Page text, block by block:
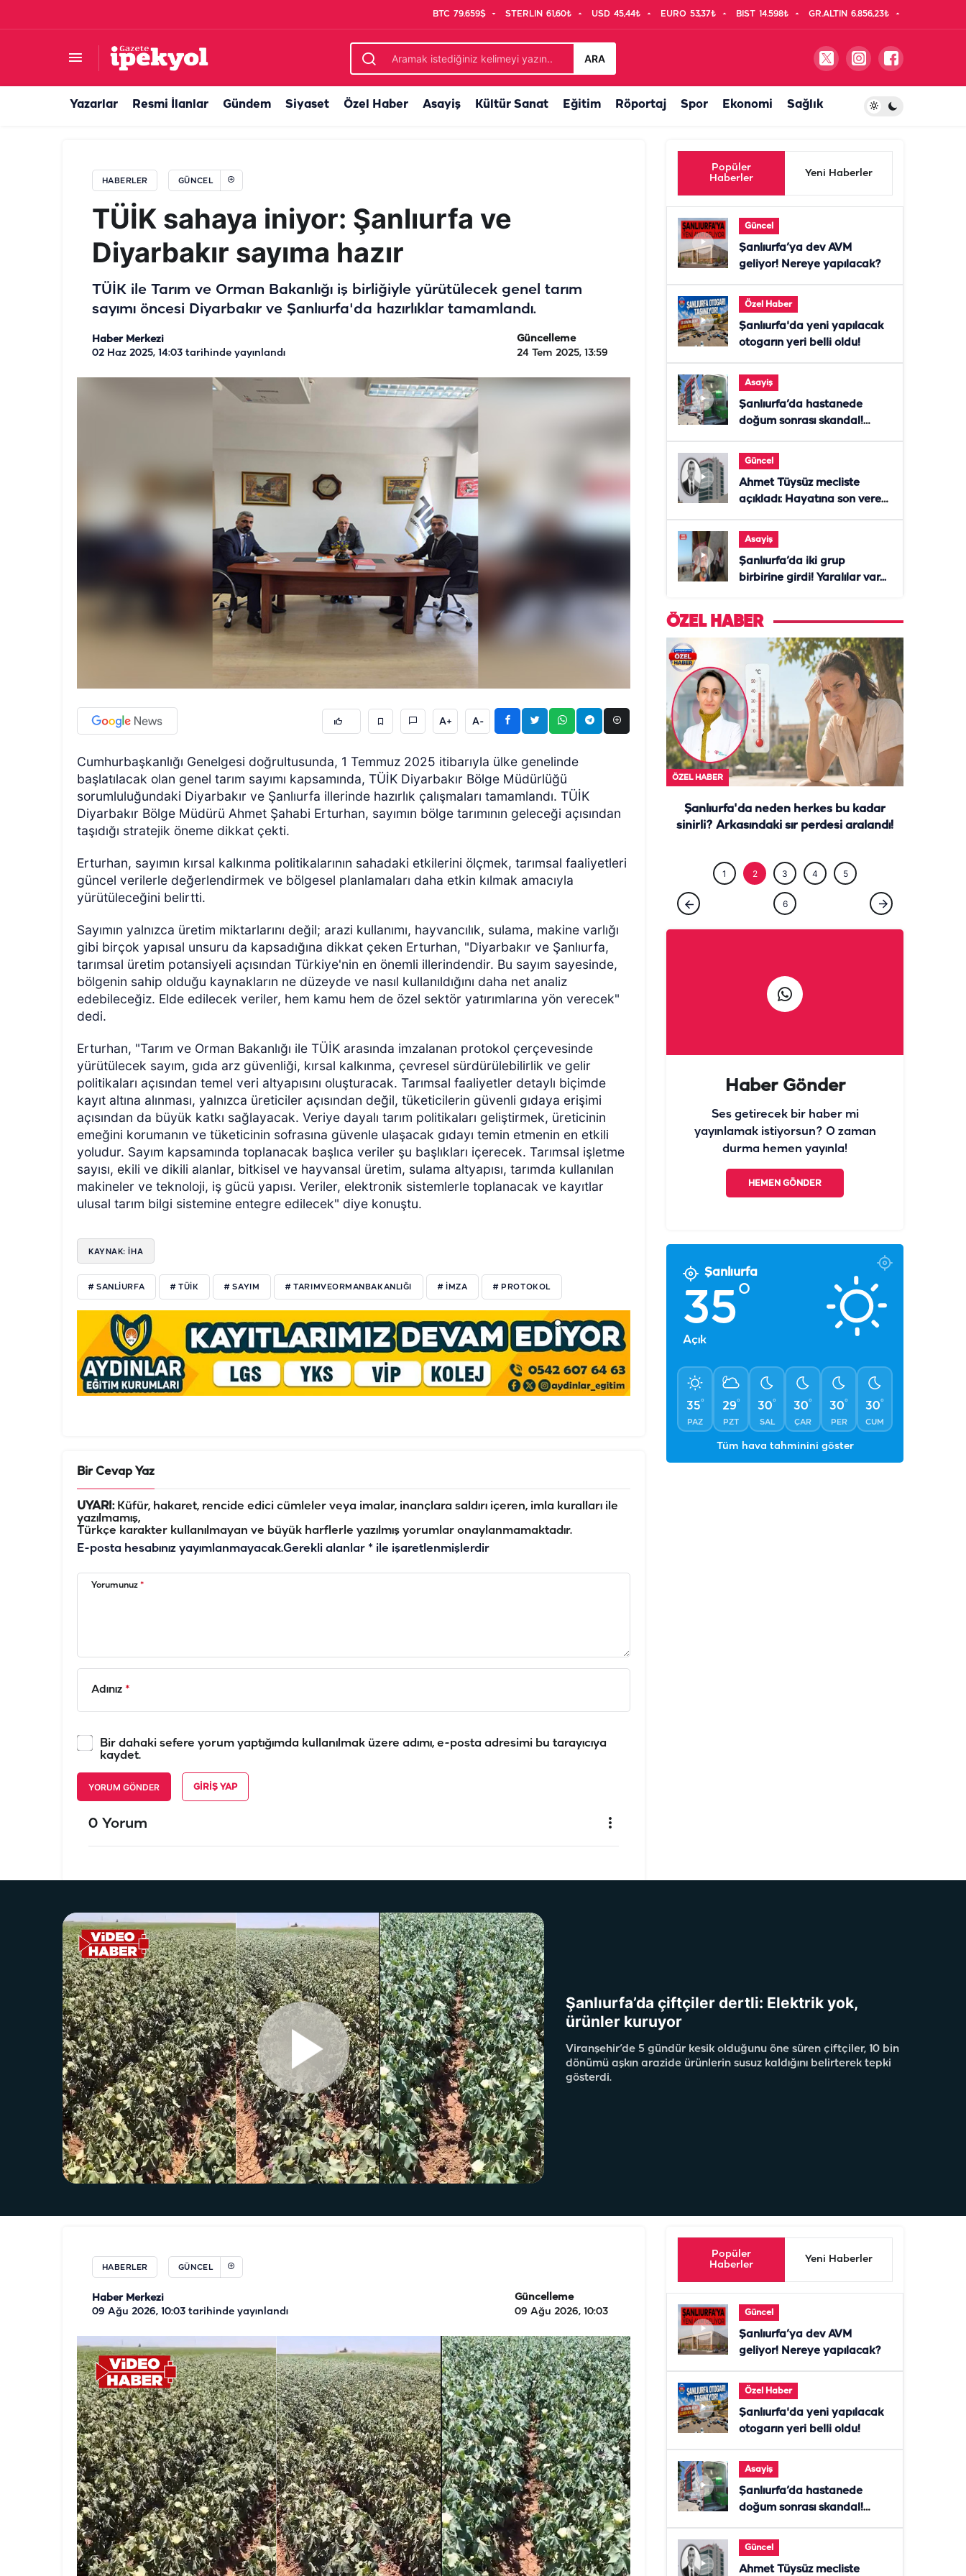
BTC 79.659$ STERLIN 61,60₺ USD 45,44₺ EURO 53,37₺ BIST 14.598₺ GR.ALTIN 6.856,23₺
ARA
Yazarlar Resmi İlanlar Gündem Siyaset Özel Haber Asayiş Kültür Sanat Eğitim Röportaj Spor Ekonomi Sağlık
HABERLER GÜNCEL
TÜİK sahaya iniyor: Şanlıurfa ve
Diyarbakır sayıma hazır
TÜİK ile Tarım ve Orman Bakanlığı iş birliğiyle yürütülecek genel tarım
sayımı öncesi Diyarbakır ve Şanlıurfa'da hazırlıklar tamamlandı.
Haber Merkezi
02 Haz 2025, 14:03 tarihinde yayınlandı
Güncelleme
24 Tem 2025, 13:59
A+ A-
Cumhurbaşkanlığı Genelgesi doğrultusunda, 1 Temmuz 2025 itibarıyla ülke genelinde
başlatılacak olan genel tarım sayımı kapsamında, TÜİK Diyarbakır Bölge Müdürlüğü
sorumluluğundaki Diyarbakır ve Şanlıurfa illerinde hazırlık çalışmaları tamamlandı. TÜİK
Diyarbakır Bölge Müdürü Ahmet Şahabi Erturhan, sayımın bölge tarımının geleceği açısından
taşıdığı stratejik öneme dikkat çekti.
Erturhan, sayımın kırsal kalkınma politikalarının sahadaki etkilerini ölçmek, tarımsal faaliyetleri
güncel verilerle değerlendirmek ve bölgesel planlamaları daha etkin kılmak amacıyla
yürütüleceğini belirtti.
Sayımın yalnızca üretim miktarlarını değil; arazi kullanımı, hayvancılık, sulama, makine varlığı
gibi birçok yapısal unsuru da kapsadığına dikkat çeken Erturhan, "Diyarbakır ve Şanlıurfa,
tarımsal üretim potansiyeli açısından Türkiye'nin en önemli illerindendir. Bu sayım sayesinde,
bölgenin sahip olduğu kaynakların ne düzeyde ve nasıl kullanıldığını daha net analiz
edebileceğiz. Elde edilecek veriler, hem kamu hem de özel sektör yatırımlarına yön verecek"
dedi.
Erturhan, "Tarım ve Orman Bakanlığı ile TÜİK arasında imzalanan protokol çerçevesinde
yürütülecek sayım, gıda arz güvenliği, kırsal kalkınma, çevresel sürdürülebilirlik ve gelir
politikaları açısından temel veri altyapısını oluşturacak. Tarımsal faaliyetler detaylı biçimde
kayıt altına alınması, yalnızca üreticiler açısından değil, tüketicilerin güvenli gıdaya erişimi
açısından da büyük katkı sağlayacak. Veriye dayalı tarım politikaları geliştirmek, üreticinin
emeğini korumanın ve tüketicinin sofrasına güvenle ulaşacak gıdayı temin etmenin en etkili
yoludur. Sayım kapsamında toplanacak başlıca veriler şu başlıkları içerecek. Tarımsal işletme
sayısı, ekili ve dikili alanlar, bitkisel ve hayvansal üretim, sulama altyapısı, tarımda kullanılan
makineler ve teknoloji, iş gücü yapısı. Veriler, elektronik sistemlerle toplanacak ve kayıtlar
ulusal tarım bilgi sistemine entegre edilecek" diye konuştu.
KAYNAK: İHA
# SANLIURFA # TÜIK # SAYIM # TARIMVEORMANBAKANLIĞI # IMZA # PROTOKOL
Bir Cevap Yaz
UYARI:Küfür, hakaret, rencide edici cümleler veya imalar, inançlara saldırı içeren, imla kuralları ile
yazılmamış,
Türkçe karakter kullanılmayan ve büyük harflerle yazılmış yorumlar onaylanmamaktadır.
E-posta hesabınız yayımlanmayacak.Gerekli alanlar * ile işaretlenmişlerdir
Yorumunuz *
Adınız *
Bir dahaki sefere yorum yaptığımda kullanılmak üzere adımı, e-posta adresimi bu tarayıcıya
kaydet.
YORUM GÖNDER GIRIŞ YAP
0 Yorum
Popüler
Haberler
Yeni Haberler
Güncel
Şanlıurfa’ya dev AVM
geliyor! Nereye yapılacak?
Özel Haber
Şanlıurfa'da yeni yapılacak
otogarın yeri belli oldu!
Asayiş
Şanlıurfa’da hastanede
doğum sonrası skandal!
Güncel
Ahmet Tüysüz mecliste
açıkladı: Hayatına son veren
ölmezdim" notunu bıraktı
Asayiş
Şanlıurfa’da iki grup
birbirine girdi! Yaralılar var...
ÖZEL HABER
ÖZEL HABER ÖZEL HABER
Şanlıurfa'da neden herkes bu kadar
sinirli? Arkasındaki sır perdesi aralandı!
1 2 3 4 5
6
Haber Gönder
Ses getirecek bir haber mi
yayınlamak istiyorsun? O zaman
durma hemen yayınla!
HEMEN GÖNDER
Şanlıurfa
35°
Açık
35°
PAZ
29°
PZT
30°
SAL
30°
ÇAR
30°
PER
30°
CUM
Tüm hava tahminini göster
Şanlıurfa’da çiftçiler dertli: Elektrik yok,
ürünler kuruyor
Viranşehir’de 5 gündür kesik olduğunu öne süren çiftçiler, 10 bin
dönümü aşkın arazide ürünlerin susuz kaldığını belirterek tepki
gösterdi.
HABERLER GÜNCEL
Haber Merkezi
09 Ağu 2026, 10:03 tarihinde yayınlandı
Güncelleme
09 Ağu 2026, 10:03
Popüler
Haberler
Yeni Haberler
Güncel
Şanlıurfa’ya dev AVM
geliyor! Nereye yapılacak?
Özel Haber
Şanlıurfa'da yeni yapılacak
otogarın yeri belli oldu!
Asayiş
Şanlıurfa’da hastanede
doğum sonrası skandal!
Güncel
Ahmet Tüysüz mecliste